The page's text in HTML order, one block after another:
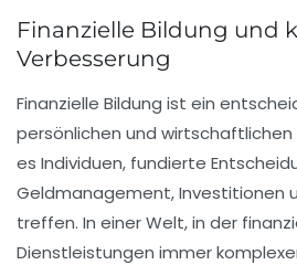
Finanzielle Bildung und
Verbesserung
Finanzielle Bildung ist ein
persönlichen und wirtschaftlichen
es Individuen, fundierte
Geldmanagement, Investitionen
treffen. In einer Welt, in der
Dienstleistungen immer